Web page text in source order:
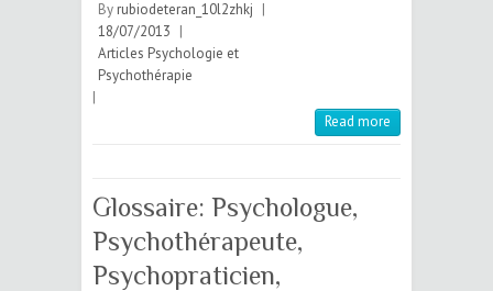
By rubiodeteran_10l2zhkj |
18/07/2013 |
Articles Psychologie et
Psychothérapie
|
Read more
Glossaire: Psychologue,
Psychothérapeute,
Psychopraticien,